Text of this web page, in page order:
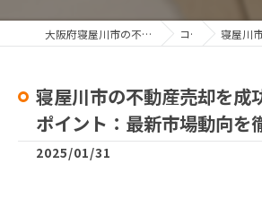
大阪府寝屋川市の不動産売却なら株式会社愛和建設 コラム 寝屋川市の不動産売
寝屋川市の不動産売却を成
ポイント：最新市場動向を
2025/01/31